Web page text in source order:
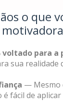
o que
voltado para a
sua realidade
— Mesmo
fácil de